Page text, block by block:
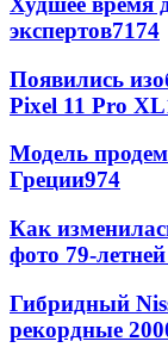
экспертов7174
Появились
Pixel 11 Pro XL
Модель
Греции974
Как
фото 79-
Гибридный
рекордные